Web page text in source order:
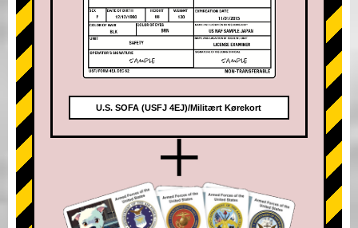
U.S. SOFA (USFJ 4EJ)/Militært Kørekort
+